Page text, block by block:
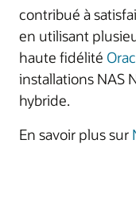
contribué à
en utilisant
haute fidélité
installations NAS
hybride.
En savoir plus sur